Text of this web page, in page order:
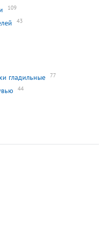
109
43
гладильные 77
44